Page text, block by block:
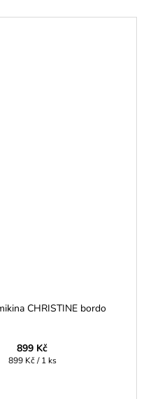
CHRISTINE bordo
899 Kč
Měrná
899 Kč / 1 ks